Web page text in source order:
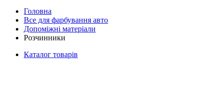
Головна
Все для фарбування авто
Допоміжні матеріали
Розчинники
Каталог товарів